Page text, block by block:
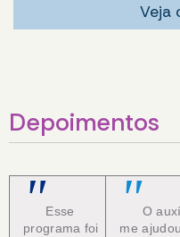
Veja
Depoimentos
"Esse
programa foi
"O
me ajudou